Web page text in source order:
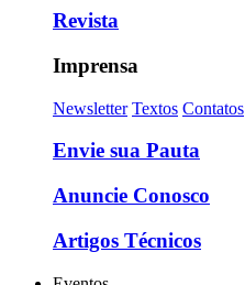
Revista
Imprensa
Newsletter Textos Contatos
Envie sua Pauta
Anuncie Conosco
Artigos Técnicos